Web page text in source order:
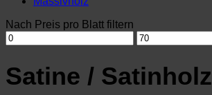
Nach Preis pro Blatt filtern
Min.
Preis
Max.
Preis
Satine / Satinholz